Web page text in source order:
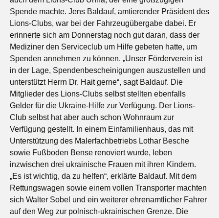
Spende machte. Jens Baldauf, amtierender Präsident des
Lions-Clubs, war bei der Fahrzeugübergabe dabei. Er
erinnerte sich am Donnerstag noch gut daran, dass der
Mediziner den Serviceclub um Hilfe gebeten hatte, um
Spenden annehmen zu können. „Unser Förderverein ist
in der Lage, Spendenbescheinigungen auszustellen und
unterstützt Herrn Dr. Hait gerne“, sagt Baldauf. Die
Mitglieder des Lions-Clubs selbst stellten ebenfalls
Gelder für die Ukraine-Hilfe zur Verfügung. Der Lions-
Club selbst hat aber auch schon Wohnraum zur
Verfügung gestellt. In einem Einfamilienhaus, das mit
Unterstützung des Malerfachbetriebs Lothar Besche
sowie Fußboden Bense renoviert wurde, leben
inzwischen drei ukrainische Frauen mit ihren Kindern.
„Es ist wichtig, da zu helfen“, erklärte Baldauf. Mit dem
Rettungswagen sowie einem vollen Transporter machten
sich Walter Sobel und ein weiterer ehrenamtlicher Fahrer
auf den Weg zur polnisch-ukrainischen Grenze. Die